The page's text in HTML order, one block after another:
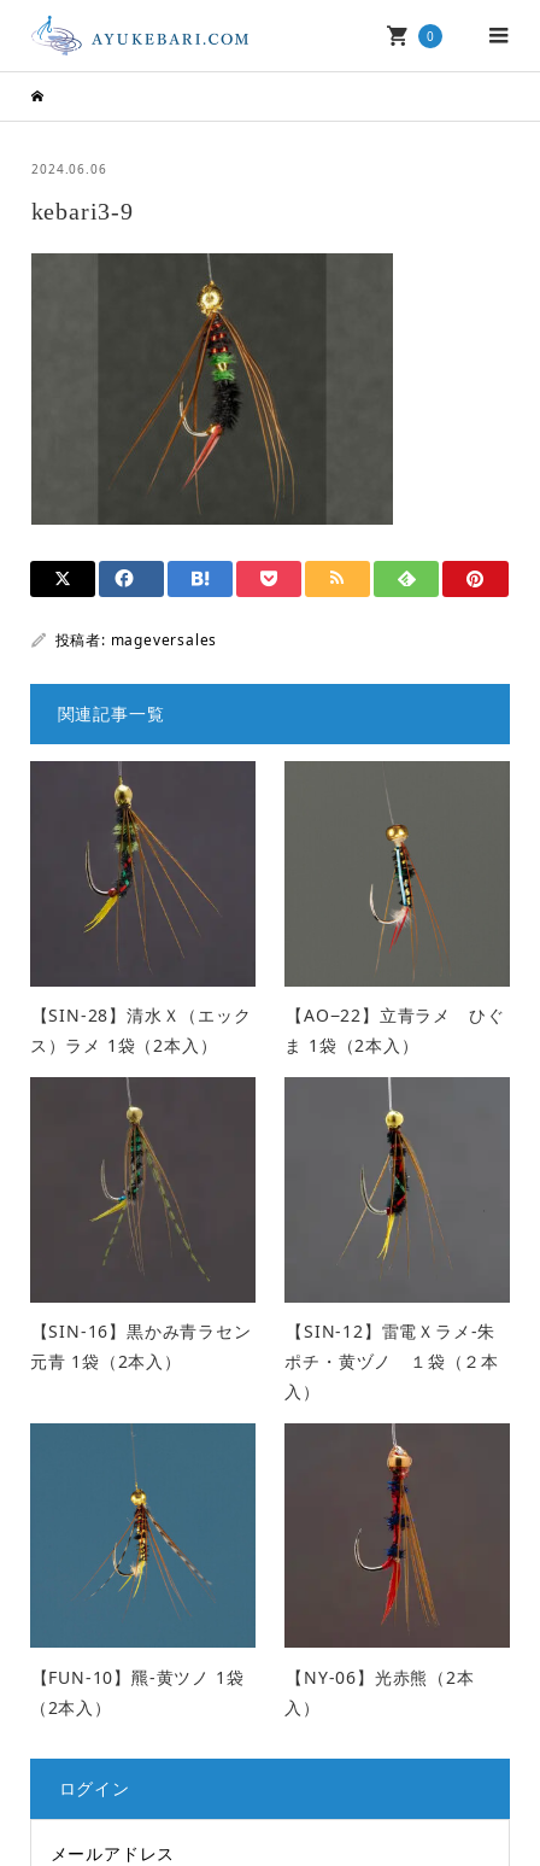
0
2024.06.06
kebari3-9
投稿者: mageversales
関連記事一覧
【SIN-28】清水Ｘ（エック
ス）ラメ 1袋（2本入）
【AO−22】立青ラメ ひぐ
ま 1袋（2本入）
【SIN-16】黒かみ青ラセン
元青 1袋（2本入）
【SIN-12】雷電Ｘラメ‐朱
ポチ・黄ヅノ １袋（２本
入）
【FUN-10】羆-黄ツノ 1袋
（2本入）
【NY-06】光赤熊（2本
入）
ログイン
メールアドレス